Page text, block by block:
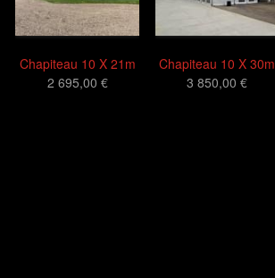
Chapiteau 10 X 21m
2 695,00 €
Chapiteau 10 X 30m
3 850,00 €